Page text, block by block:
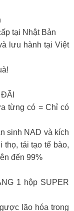
tại Nhật Bản
lưu hành tại Việt
từng có = Chỉ có
sinh NAD và kích
thọ, tái tạo tế bào,
đến 99%
1 hộp SUPER
lão hóa trong